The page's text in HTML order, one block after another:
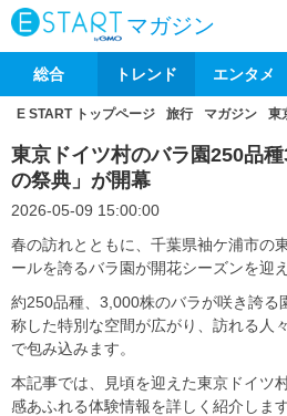
マガジン
総合 トレンド エンタメ
E START トップページ 旅行 マガジン 東
東京ドイツ村のバラ園250品
の祭典」が開幕
2026-05-09 15:00:00
春の訪れとともに、千葉県袖ケ浦市の
ールを誇るバラ園が開花シーズンを迎
約250品種、3,000株のバラが咲き誇る
称した特別な空間が広がり、訪れる人
で包み込みます。
本記事では、見頃を迎えた東京ドイツ
感あふれる体験情報を詳しく紹介します